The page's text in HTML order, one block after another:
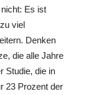
Es ist
viel
Denken
die alle Jahre
Studie, die in
23 Prozent der